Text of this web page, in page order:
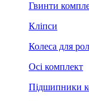
Гвинти
Кліпси
Колеса для
Осі комплект
Підшипники